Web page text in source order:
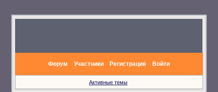
Форум Участники Регистрация Войти
Активные темы